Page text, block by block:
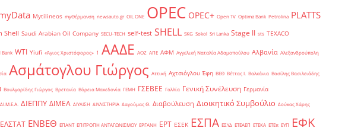
Mytilineos myΘέρμανση newsauto.gr OIL ONE OPEC OPEC+ Open TV Optima Bank Petrolina PLATTS
Shell Saudi Arabian Oil Company SECU-TECH self-test SHELL SKG Sokol Sri Lanka Stage II sts TEXACO
Bank WTI Yiufi «Άγιος Χριστόφορος» ΄1 ΑΑΔΕ ΑΟΖ ΑΠΕ ΑΦΜ Αγγελική Ναταλία Αδαμοπούλου Αλβανία Αλεξανδρούπολη
Ασμάτογλου Γιώργος Αττική Αχτσιόγλου Έφη ΒΕΘ Βέττας Ι. Βαλκάνια Βασίλης Βασιλειάδης
Βουλγαρίδης Γιώργος Βρετανία Βόρεια Μακεδονία ΓΕΜΗ ΓΣΕΒΕΕ Γαλλία Γενική Συνέλευση Γερμανία
ΔΙ.Μ.Ε.Α. ΔΙΕΠΠΥ ΔΙΜΕΑ ΔΙΥΛΙΣΗ ΔΙΥΛΙΣΤΗΡΙΑ Δαγούμας Θ. Διαβούλευση Διοικητικό Συμβούλιο Δούκας Χάρης
ΕΛΣΤΑΤ ΕΝΒΕΘ ΕΠΑΝΤ ΕΠΙΤΡΟΠΗ ΑΝΤΑΓΩΝΙΣΜΟΥ ΕΡΓΑΝΗ ΕΡΤ ΕΣΕΚ ΕΣΠΑ ΕΣΥΔ ΕΤΕΑΕΠ ΕΤΕΚΑ ΕΤΕπ ΕΥΠ ΕΦΚ